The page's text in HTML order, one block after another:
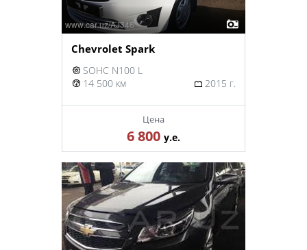
Chevrolet Spark
SOHC N100 L
14 500 км
2015 г.
Цена
6 800 у.е.